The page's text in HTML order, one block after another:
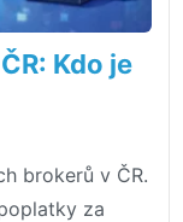
Kdo je
brokerů v ČR.
za